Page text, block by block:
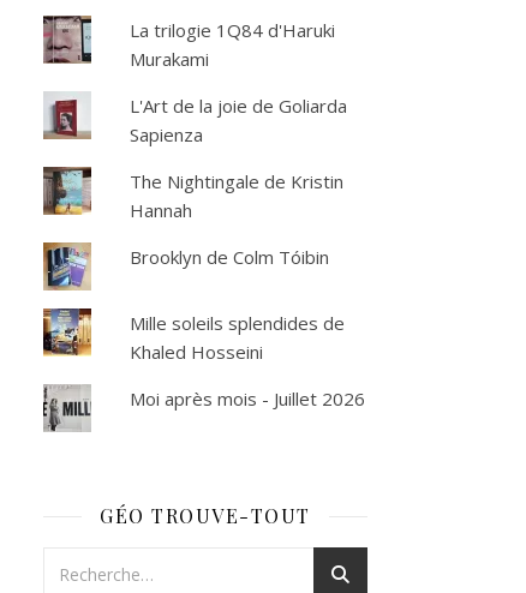
La trilogie 1Q84 d'Haruki
Murakami
L'Art de la joie de Goliarda
Sapienza
The Nightingale de Kristin
Hannah
Brooklyn de Colm Tóibin
Mille soleils splendides de
Khaled Hosseini
Moi après mois - Juillet 2026
GÉO TROUVE-TOUT